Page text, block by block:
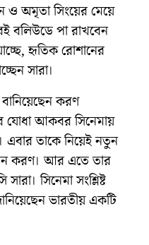
অমৃতা সিংয়ের মেয়ে
বলিউডে পা রাখবেন
হৃতিক রোশানের
সারা।
করণ
যোধা আকবর সিনেমায়
এবার তাকে নিয়েই নতুন
করণ। আর এতে তার
সিনেমা সংশ্লিষ্ট
ভারতীয় একটি